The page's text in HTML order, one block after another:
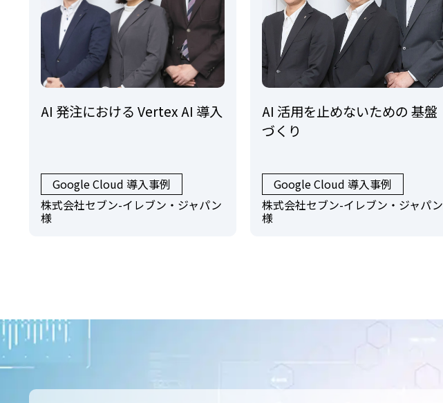
AI 発注における Vertex AI 導入
Google Cloud 導入事例
株式会社セブン-イレブン・ジャパン
様
AI 活用を止めないための 基盤
づくり
Google Cloud 導入事例
株式会社セブン-イレブン・ジャパン
様